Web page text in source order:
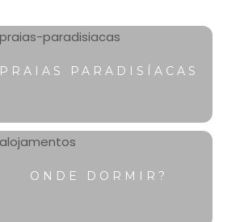
PRAIAS PARADISÍACAS
ONDE DORMIR?